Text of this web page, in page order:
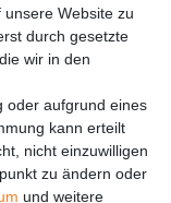
Website zu
durch gesetzte
wir in den
oder aufgrund eines
kann erteilt
nicht einzuwilligen
zu ändern oder
und weitere